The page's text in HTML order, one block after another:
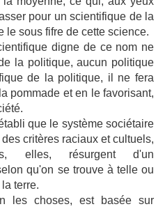
pour un scientifique de la
le sous fifre de cette science.
digne de ce nom ne
la politique, aucun politique
de la politique, il ne fera
pommade et en le favorisant,
que le système sociétaire
critères raciaux et cultuels,
elles, résurgent d'un
qu'on se trouve à telle ou
terre.
les choses, est basée sur